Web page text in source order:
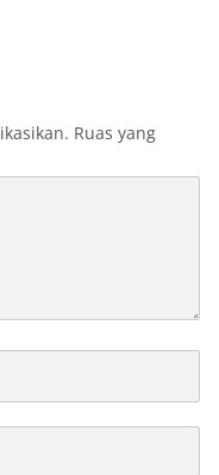
Ruas yang